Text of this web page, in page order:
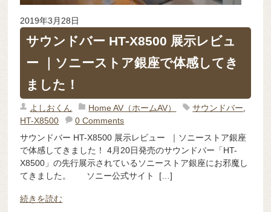
2019年3月28日
サウンドバー HT-X8500 展示レビュ
ー ｜ソニーストア銀座で体感してき
ました！
よしおくん Home AV（ホームAV） サウンドバー
HT-X8500
0 Comments
サウンドバー HT-X8500 展示レビュー ｜ソニーストア銀座
で体感してきました！ 4月20日発売のサウンドバー「HT-
X8500」の先行展示されているソニーストア銀座にお邪魔し
てきました。 ソニー公式サイト […]
続きを読む